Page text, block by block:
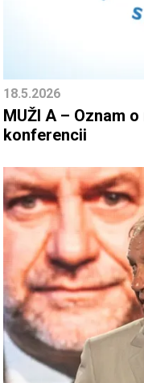
18.5.2026
MUŽI A – Oznam
konferencii